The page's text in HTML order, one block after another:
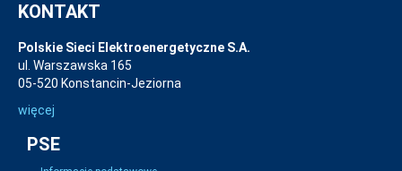
KONTAKT
Polskie Sieci Elektroenergetyczne S.A.
ul. Warszawska 165
05-520 Konstancin-Jeziorna
więcej
PSE